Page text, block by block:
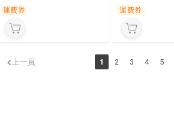
運費券 運費券
上一頁 1 2 3 4 5